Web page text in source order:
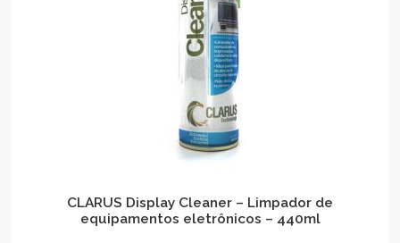
CLARUS Display Cleaner – Limpador de
equipamentos eletrônicos – 440ml